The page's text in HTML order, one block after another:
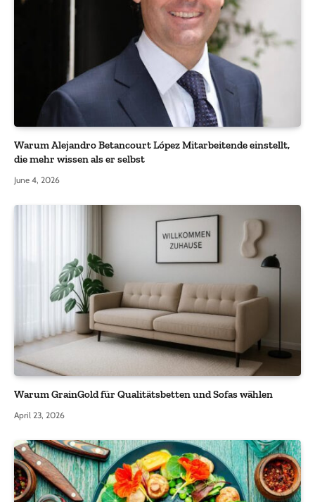
Warum Alejandro Betancourt López Mitarbeitende einstellt,
die mehr wissen als er selbst
June 4, 2026
Warum GrainGold für Qualitätsbetten und Sofas wählen
April 23, 2026